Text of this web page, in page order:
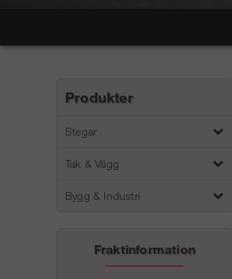
Produkter
Stegar
Tak & Vägg
Bygg & Industri
Fraktinformation